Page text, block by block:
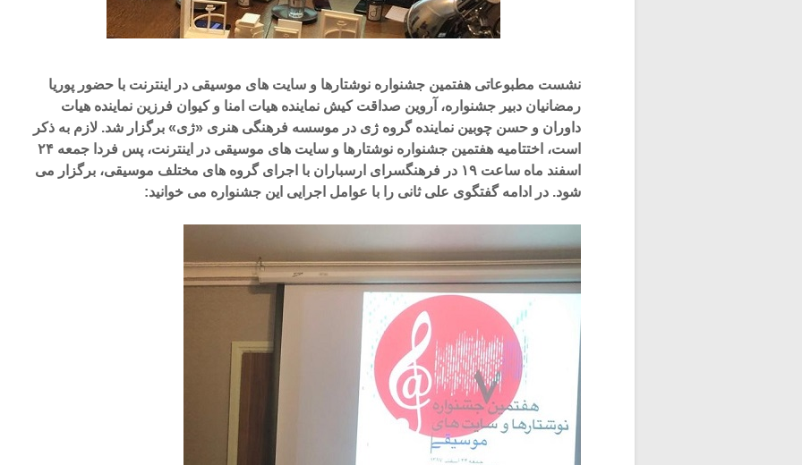
نشست مطبوعاتی هفتمین جشنواره نوشتارها و سایت های موسیقی در اینترنت با حضور پوریا
رمضانیان دبیر جشنواره، آروین صداقت کیش نماینده هیات امنا و کیوان فرزین نماینده هیات
داوران و حسن چوبین نماینده گروه ژی در موسسه فرهنگی هنری «ژی» برگزار شد. لازم به ذکر
است، اختتامیه هفتمین جشنواره نوشتارها و سایت های موسیقی در اینترنت، پس فردا جمعه ۲۴
اسفند ماه ساعت ۱۹ در فرهنگسرای ارسباران با اجرای گروه های مختلف موسیقی، برگزار می
شود. در ادامه گفتگوی علی ثانی را با عوامل اجرایی این جشنواره می خوانید: